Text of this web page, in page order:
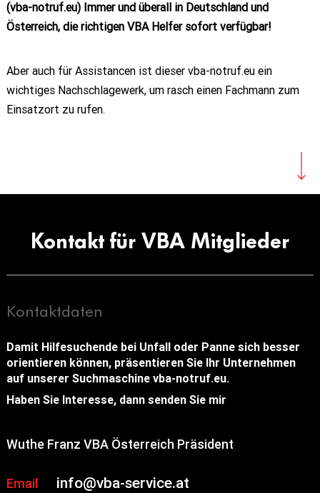
(vba-notruf.eu) Immer und überall in Deutschland und
Österreich, die richtigen VBA Helfer sofort verfügbar!
Aber auch für Assistancen ist dieser vba-notruf.eu ein
wichtiges Nachschlagewerk, um rasch einen Fachmann zum
Einsatzort zu rufen.
Kontakt für VBA Mitglieder
Kontaktdaten
Damit Hilfesuchende bei Unfall oder Panne sich besser
orientieren können, präsentieren Sie Ihr Unternehmen
auf unserer Suchmaschine vba-notruf.eu.
Haben Sie Interesse, dann senden Sie mir
Wuthe Franz VBA Österreich Präsident
Email info@vba-service.at